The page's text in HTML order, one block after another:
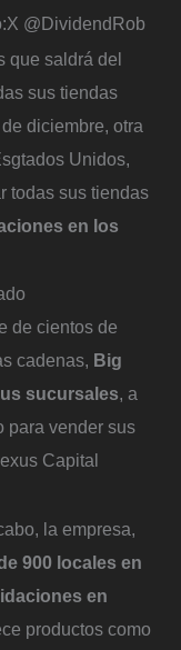
X @DividendRob
que saldrá del
sus tiendas
diciembre, otra
Unidos,
todas sus tiendas
en los
de cientos de
cadenas, Big
sucursales, a
para vender sus
Capital
la empresa,
900 locales en
en
productos como